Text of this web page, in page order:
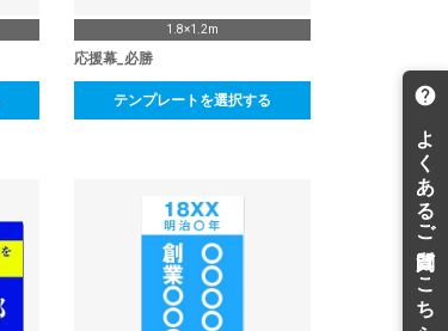
1.8×1.2m
応援幕_必勝
テンプレートを選択する